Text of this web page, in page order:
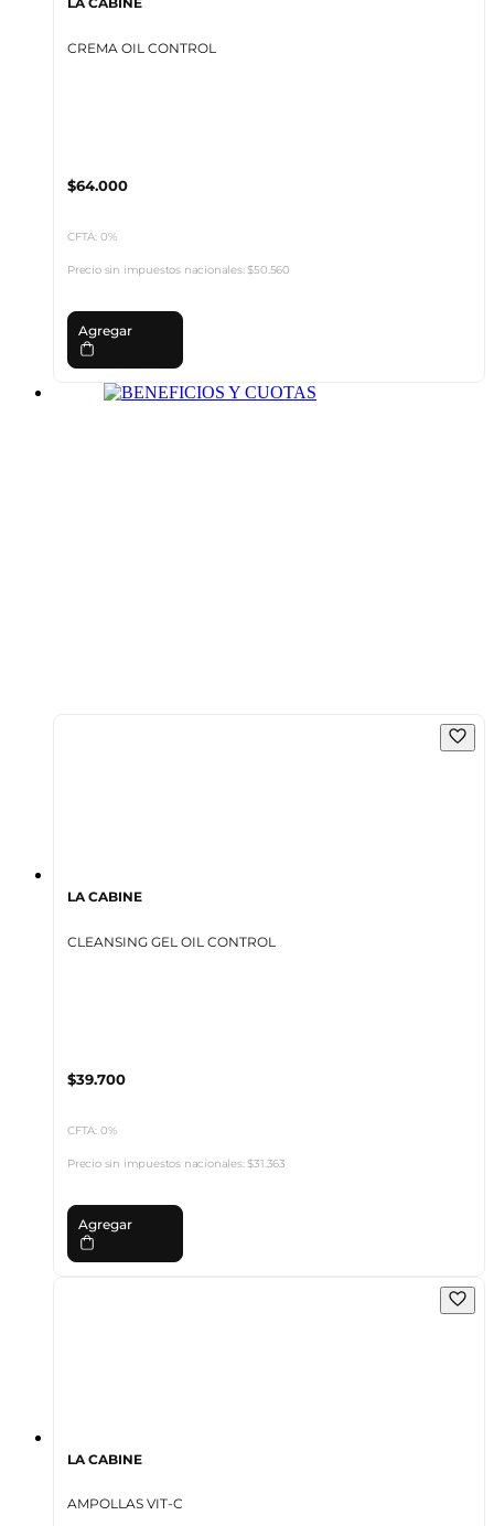
CREMA OIL CONTROL
$64.000
CFTA: 0%
Precio sin impuestos nacionales:$50.560
Agregar
LA CABINE
CLEANSING GEL OIL CONTROL
$39.700
CFTA: 0%
Precio sin impuestos nacionales:$31.363
Agregar
LA CABINE
AMPOLLAS VIT-C